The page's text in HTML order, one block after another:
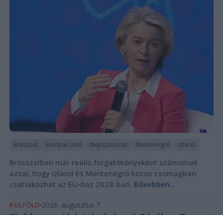
Brüsszel Európai Unió Népszavazás Montenegró Izland
Brüsszelben már reális forgatókönyvként számolnak
azzal, hogy Izland és Montenegró közös csomagban
csatlakozhat az EU-hoz 2028-ban. Bővebben...
KÜLFÖLD 2026. augusztus 7.